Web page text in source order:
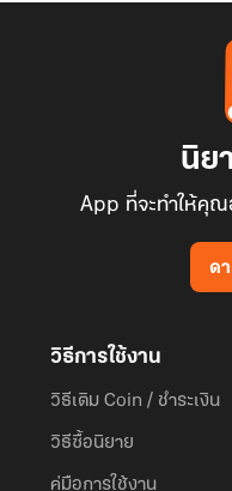
นิย
App ที่จะทำให้คุณ
ด
วิธีการใช้งาน
วิธีเติม Coin / ชำระเงิน
วิธีซื้อนิยาย
คู่มือการใช้งาน